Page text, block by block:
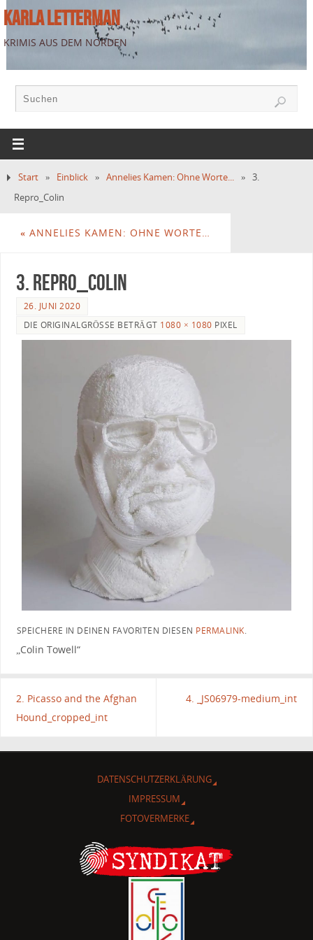
KARLA LETTERMAN
KRIMIS AUS DEM NORDEN
Start » Einblick » Annelies Kamen: Ohne Worte... » 3.
Repro_Colin
« ANNELIES KAMEN: OHNE WORTE…
3. Repro_Colin
26. JUNI 2020
DIE ORIGINALGRÖSSE BETRÄGT 1080 × 1080 PIXEL
SPEICHERE IN DEINEN FAVORITEN DIESEN PERMALINK.
„Colin Towell“
2. Picasso and the Afghan
Hound_cropped_int
4. _JS06979-medium_int
DATENSCHUTZERKLÄRUNG
IMPRESSUM
FOTOVERMERKE